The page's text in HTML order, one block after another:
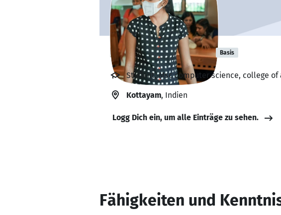
Hridya krishna s Basis
Student, Msc computer science, college
Kottayam, Indien
Logg Dich ein, um alle Einträge zu sehen.
Fähigkeiten und